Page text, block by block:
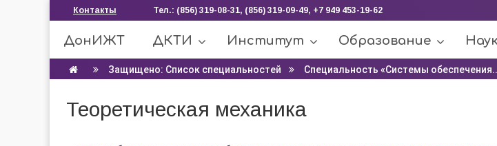
Контакты Тел.: (856) 319-08-31, (856) 319-09-49, +7 949 453-19-62
ДонИЖТ ДКТИ Институт Образование
Защищено: Список специальностей Специальность «Системы
Теоретическая механика